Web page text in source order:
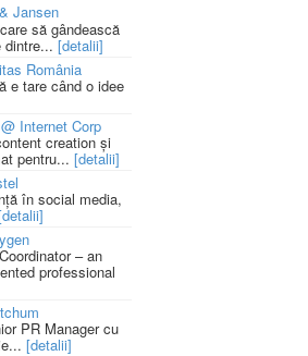
Jansen
să gândească
dintre...[detalii]
România
e tare când o idee
Internet Corp
creation și
pentru... [detalii]
în social media,
– an
professional
PR Manager cu
[detalii]